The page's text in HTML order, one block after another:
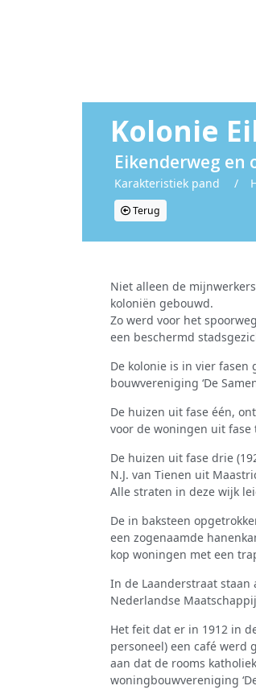
Kolonie
Eikenderweg en
Karakteristiek pand /
Terug
Niet alleen de
koloniën gebouwd.
Zo werd voor het
een beschermd
De kolonie is in vier
bouwvereniging ‘De
De huizen uit fase één,
voor de woningen uit fase
De huizen uit fase drie
N.J. van Tienen uit
Alle straten in deze wijk
De in baksteen
een zogenaamde
kop woningen met een
In de Laanderstraat staan
Nederlandse
Het feit dat er in 1912 in
personeel) een café werd
aan dat de rooms
woningbouwvereniging